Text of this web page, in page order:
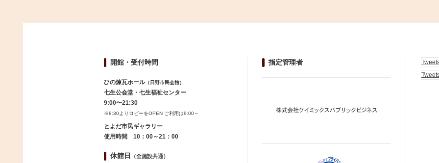
開館・受付時間
ひの煉瓦ホール（日野市民会館）
七生公会堂・七生福祉センター
9:00〜21:30
※8:30よりロビーをOPEN ご利用は9:00～
とよだ市民ギャラリー
使用時間 10：00～21：00
休館日 （全施設共通）
指定管理者